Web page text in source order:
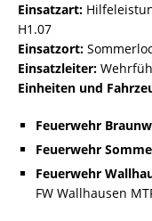
Einsatzart:
H1.07
Einsatzort:
Einsatzleiter:
Einheiten und
Feuerwehr
Feuerwehr
Feuerwehr
FW Wallhausen